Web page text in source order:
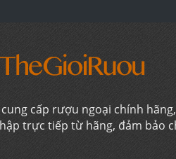
cấp rượu ngoại chính
trực tiếp từ hãng, đảm bảo